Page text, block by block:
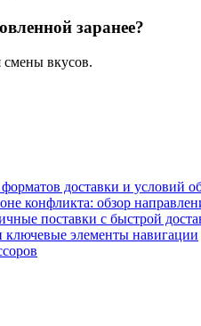
заранее?
смены вкусов.
доставки и условий
конфликта: обзор
поставки с быстрой
ключевые элементы навигации